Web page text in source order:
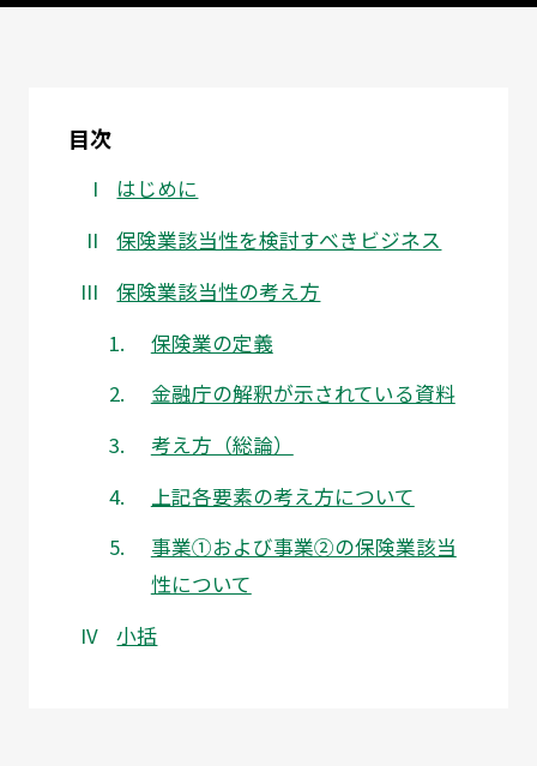
目次
はじめに
保険業該当性を検討すべきビジネス
保険業該当性の考え方
保険業の定義
金融庁の解釈が示されている資料
考え方（総論）
上記各要素の考え方について
事業①および事業②の保険業該当
性について
小括